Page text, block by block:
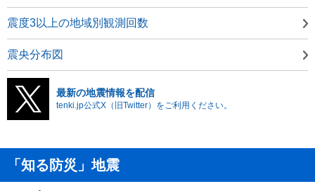
震度3以上の地域別観測回数
震央分布図
最新の地震情報を配信
tenki.jp公式X（旧Twitter）をご利用ください。
「知る防災」地震